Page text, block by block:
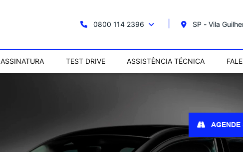
0800 114 2396 SP - Vila
ASSINATURA TEST DRIVE ASSISTÊNCIA TÉCNICA
AGENDE